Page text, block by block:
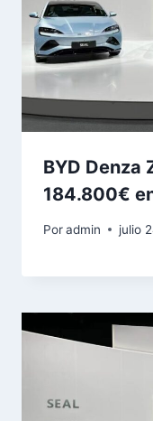
BYD Denza
184.800€
Poradmin julio